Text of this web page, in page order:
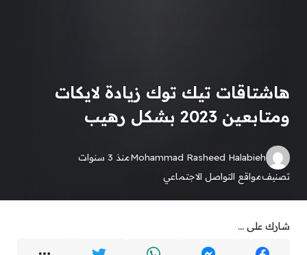
هاشتاقات تيك توك زيادة لايكات
ومتابعين 2023 بشكل رهيب
Mohammad Rasheed Halabiehمنذ 3 سنوات
تصنيفمواقع التواصل الاجتماعي
شارك على ...